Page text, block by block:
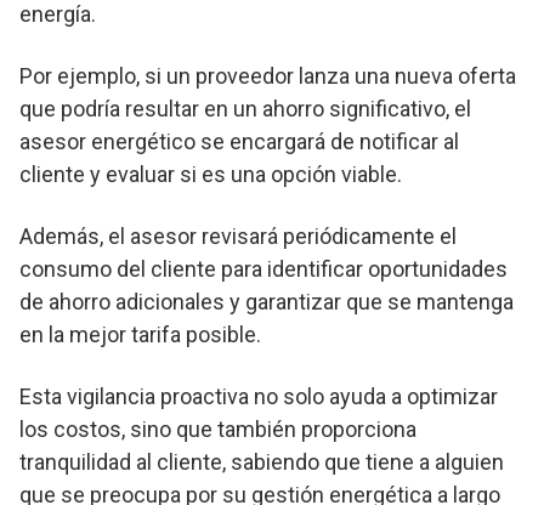
energía.
Por ejemplo, si un proveedor lanza una nueva oferta
que podría resultar en un ahorro significativo, el
asesor energético se encargará de notificar al
cliente y evaluar si es una opción viable.
Además, el asesor revisará periódicamente el
consumo del cliente para identificar oportunidades
de ahorro adicionales y garantizar que se mantenga
en la mejor tarifa posible.
Esta vigilancia proactiva no solo ayuda a optimizar
los costos, sino que también proporciona
tranquilidad al cliente, sabiendo que tiene a alguien
que se preocupa por su gestión energética a largo